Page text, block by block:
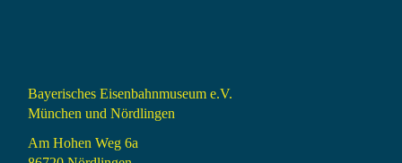
Bayerisches Eisenbahnmuseum e.V.
München und Nördlingen
Am Hohen Weg 6a